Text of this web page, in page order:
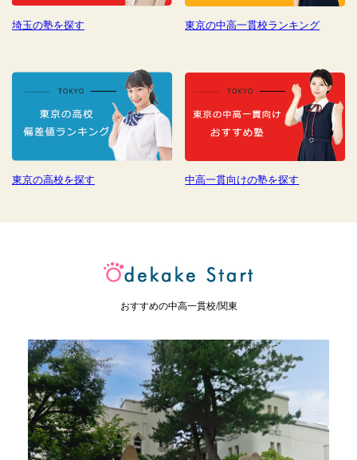
埼玉の塾を探す 東京の中高一貫校ランキング
東京の高校を探す 中高一貫向けの塾を探す
おすすめの中高一貫校/関東